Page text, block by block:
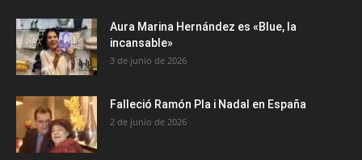
Aura Marina Hernández es «Blue, la
incansable»
3 de junio de 2026
Falleció Ramón Pla i Nadal en España
2 de junio de 2026